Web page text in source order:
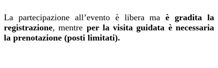
La partecipazione all’evento è libera maè gradita la
registrazione, mentre per la visita guidata è necessaria
la prenotazione (posti limitati).